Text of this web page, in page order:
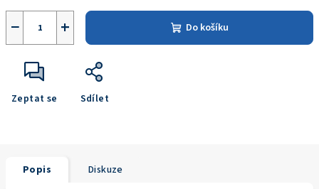
+
− Do košíku
Zeptat se Sdílet
Popis Diskuze